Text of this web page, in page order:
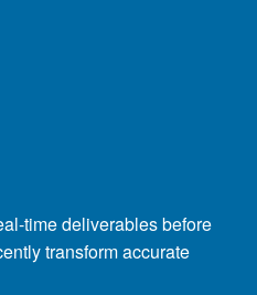
time deliverables before
transform accurate